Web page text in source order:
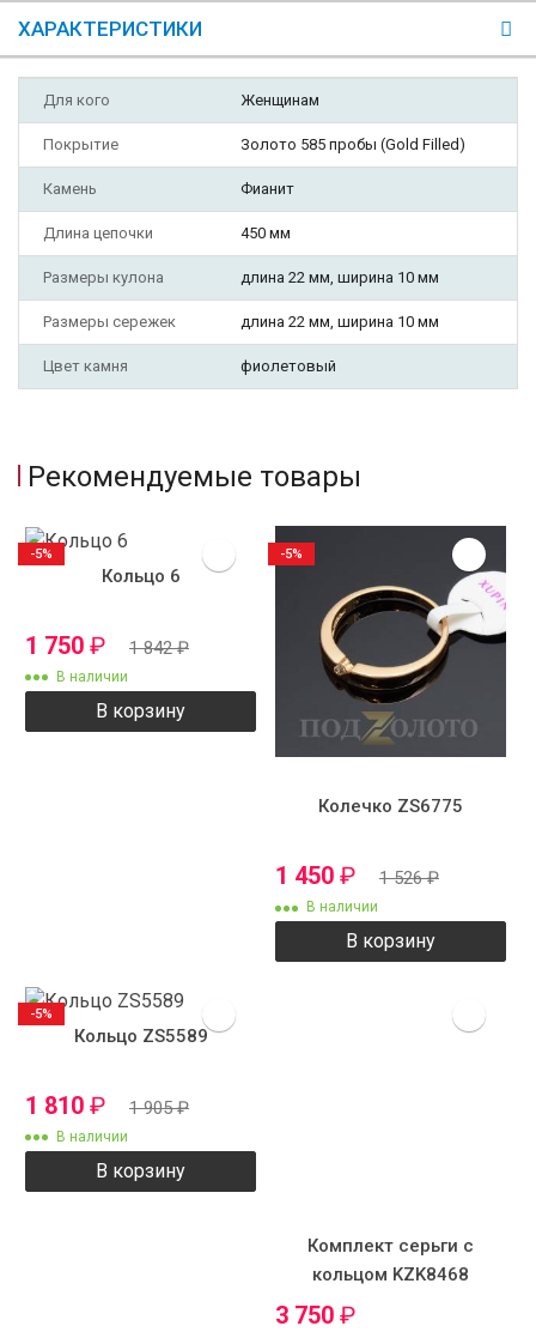
ХАРАКТЕРИСТИКИ
Для кого Женщинам
Покрытие Золото 585 пробы (Gold Filled)
Камень Фианит
Длина цепочки 450 мм
Размеры кулона длина 22 мм, ширина 10 мм
Размеры сережек длина 22 мм, ширина 10 мм
Цвет камня фиолетовый
Рекомендуемые товары
Кольцо 6
1 750 ₽ 1 842₽
В наличии
В корзину
-5%
Колечко ZS6775
1 450 ₽ 1 526₽
В наличии
В корзину
-5%
Кольцо ZS5589
1 810 ₽ 1 905₽
В наличии
В корзину
-5%
Комплект серьги с
кольцом KZK8468
3 750 ₽